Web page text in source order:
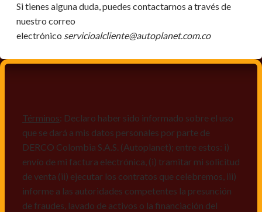
Si tienes alguna duda, puedes contactarnos a través de
nuestro correo
electrónico servicioalcliente@autoplanet.com.co
Términos: Declaro haber sido informado sobre el uso
que se dará a mis datos personales por parte de
DERCO Colombia S.A.S. (Autoplanet); entre estos: i)
envío de mi factura electrónica, (i) tramitar mi solicitud
de venta (ii) ejecutar los contratos que celebremos, iii)
informe a las autoridades competentes la presunción
de fraudes, lavado de activos o la financiación del